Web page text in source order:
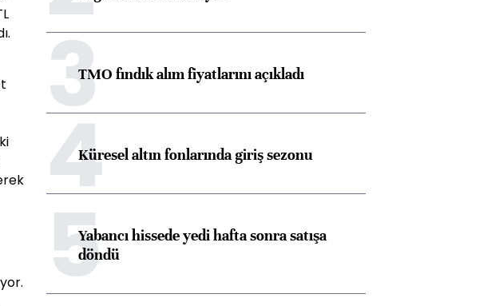
3TMO fındık alım fiyatlarını açıkladı
4Küresel altın fonlarında giriş sezonu
5Yabancı hissede yedi hafta sonra satışa
döndü